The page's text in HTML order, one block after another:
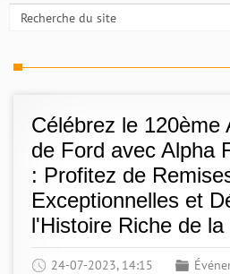
Célébrez le 120ème
de Ford avec Alpha
: Profitez de
Exceptionnelles et
l'Histoire Riche de la
24-07-2023, 14:15